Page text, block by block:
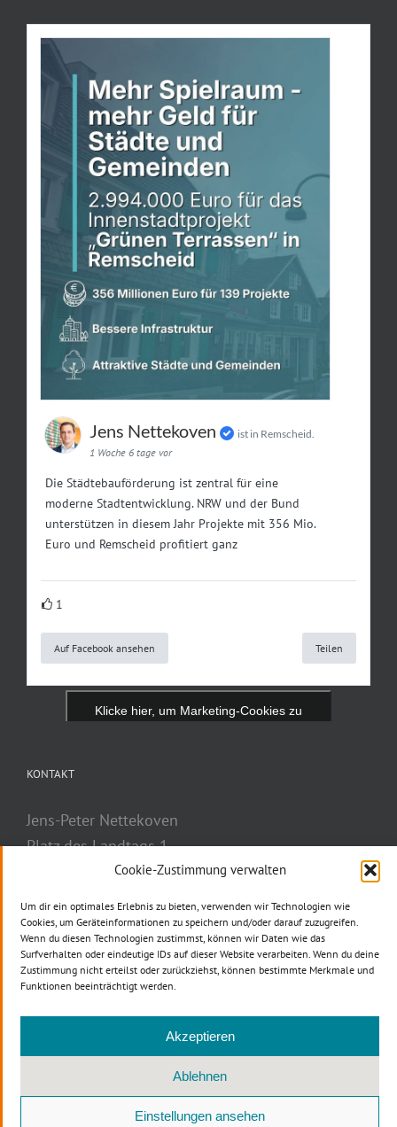
Cookie-Zustimmung verwalten
Um dir ein optimales Erlebnis zu bieten, verwenden wir Technologien wie
Cookies, um Geräteinformationen zu speichern und/oder darauf zuzugreifen.
Wenn du diesen Technologien zustimmst, können wir Daten wie das
Surfverhalten oder eindeutige IDs auf dieser Website verarbeiten. Wenn du deine
Zustimmung nicht erteilst oder zurückziehst, können bestimmte Merkmale und
Funktionen beeinträchtigt werden.
Akzeptieren
Ablehnen
Einstellungen ansehen
Jens Nettekoven
ist in Remscheid.
1 Woche 6 tage vor
Die Städtebauförderung ist zentral für eine
moderne Stadtentwicklung. NRW und der Bund
unterstützen in diesem Jahr Projekte mit 356 Mio.
Euro und Remscheid profitiert ganz
1
Auf Facebook ansehen Teilen
Klicke hier, um Marketing-Cookies zu
KONTAKT
Jens-Peter Nettekoven
Platz des Landtags 1
40221 Düsseldorf
Telefax: 0211 884-3037
E-Mail
Copyright © 2012 -2026 CDU NRW | All Rights Reserved |